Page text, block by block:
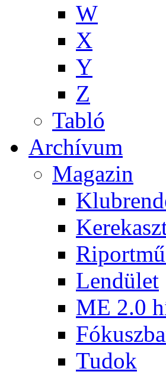
W
X
Y
Z
Tabló
Archívum
Magazin
Lendület
ME 2.0
Tudok